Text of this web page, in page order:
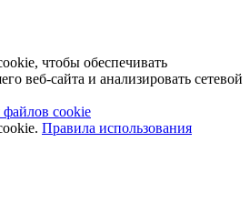
чтобы обеспечивать
веб-сайта и анализировать сетевой
файлов cookie
Правила использования